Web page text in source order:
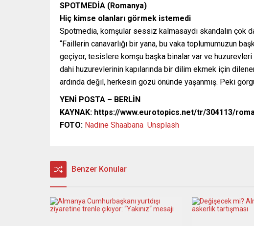
SPOTMEDİA (Romanya)
Hiç kimse olanları görmek istemedi
Spotmedia, komşular sessiz kalmasaydı skandalın çok
“Faillerin canavarlığı bir yana, bu vaka toplumumuzun
geçiyor, tesislere komşu başka binalar var ve huzurevleri
dahi huzurevlerinin kapılarında bir dilim ekmek için
ardında değil, herkesin gözü önünde yaşanmış. Peki
YENİ POSTA – BERLİN
KAYNAK: https://www.eurotopics.net/tr/304113/
FOTO: Nadine Shaabana Unsplash
Benzer Konular